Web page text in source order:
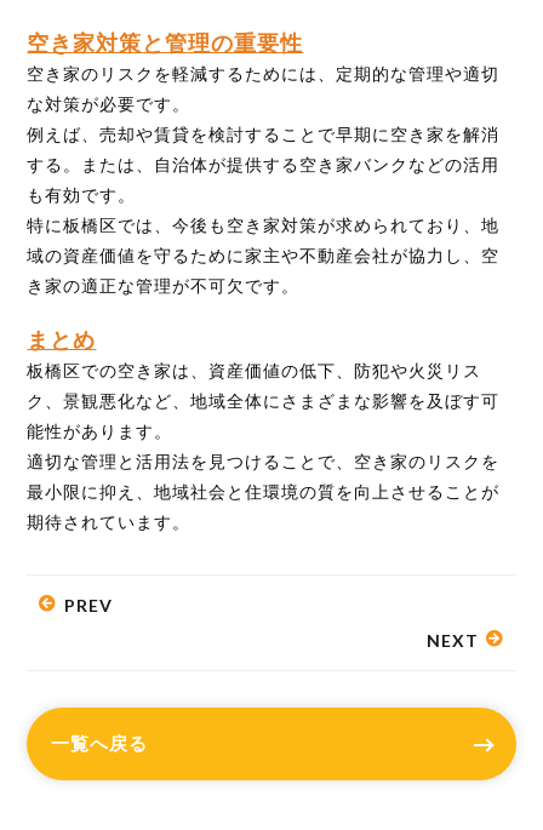
空き家対策と管理の重要性
空き家のリスクを軽減するためには、定期的な管理や適切
な対策が必要です。
例えば、売却や賃貸を検討することで早期に空き家を解消
する。または、自治体が提供する空き家バンクなどの活用
も有効です。
特に板橋区では、今後も空き家対策が求められており、地
域の資産価値を守るために家主や不動産会社が協力し、空
き家の適正な管理が不可欠です。
まとめ
板橋区での空き家は、資産価値の低下、防犯や火災リス
ク、景観悪化など、地域全体にさまざまな影響を及ぼす可
能性があります。
適切な管理と活用法を見つけることで、空き家のリスクを
最小限に抑え、地域社会と住環境の質を向上させることが
期待されています。
PREV
NEXT
一覧へ戻る